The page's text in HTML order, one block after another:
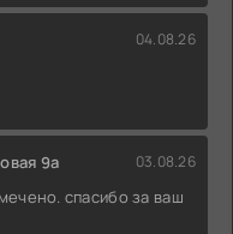
04.08.26
9а 03.08.26
спасибо за ваш